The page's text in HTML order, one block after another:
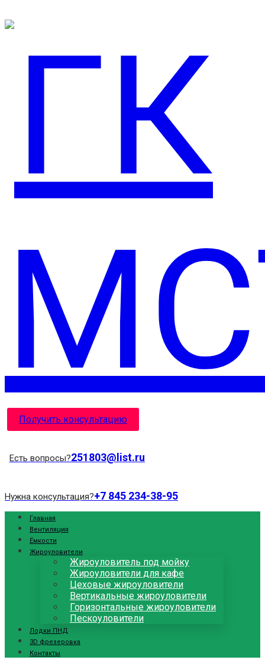
Получить консультацию
Есть вопросы?251803@list.ru
Нужна консультация?+7 845 234-38-95
Главная
Вентиляция
Ёмкости
Жироуловители
Жироуловитель под мойку
Жироуловители для кафе
Цеховые жироуловители
Вертикальные жироуловители
Горизонтальные жироуловители
Пескоуловители
Лодки ПНД
3D фрезеровка
Контакты